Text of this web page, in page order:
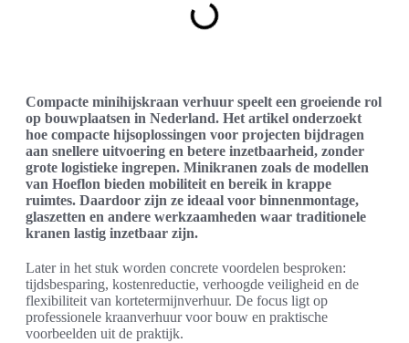
Compacte minihijskraan verhuur speelt een groeiende rol
op bouwplaatsen in Nederland. Het artikel onderzoekt
hoe compacte hijsoplossingen voor projecten bijdragen
aan snellere uitvoering en betere inzetbaarheid, zonder
grote logistieke ingrepen. Minikranen zoals de modellen
van Hoeflon bieden mobiliteit en bereik in krappe
ruimtes. Daardoor zijn ze ideaal voor binnenmontage,
glaszetten en andere werkzaamheden waar traditionele
kranen lastig inzetbaar zijn.
Later in het stuk worden concrete voordelen besproken:
tijdsbesparing, kostenreductie, verhoogde veiligheid en de
flexibiliteit van kortetermijnverhuur. De focus ligt op
professionele kraanverhuur voor bouw en praktische
voorbeelden uit de praktijk.